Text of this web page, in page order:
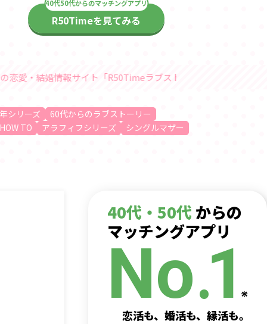
R50Timeを見てみる
「R50Timeラブストーリー」随時更新中
シリーズ
60代からのラブストーリー
TO
アラフィフシリーズ シングルマザー
40代・50代 からの
マッチングアプリ
No.1
恋活も、婚活も、縁活も。